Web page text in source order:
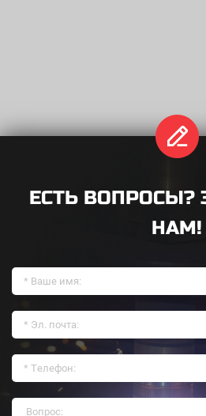
Название
ЕСТЬ ВОПРОСЫ?
НАМ!